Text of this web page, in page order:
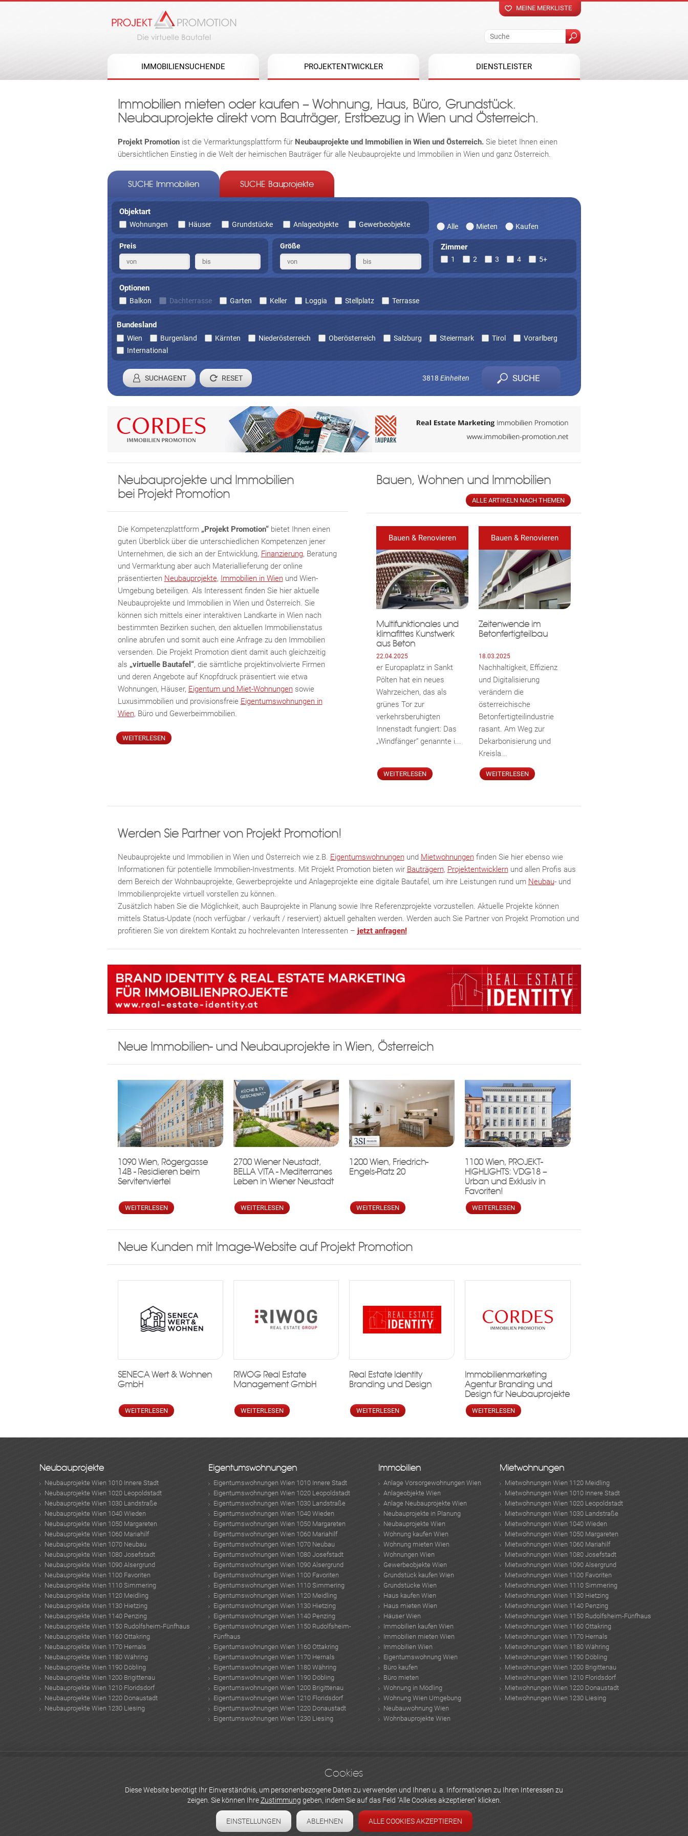
MEINE MERKLISTE
IMMOBILIENSUCHENDE PROJEKTENTWICKLER DIENSTLEISTER
Immobilien mieten oder kaufen – Wohnung, Haus, Büro, Grundstück.
Neubauprojekte direkt vom Bauträger, Erstbezug in Wien und Österreich.
Projekt Promotionist die Vermarktungsplattform für Neubauprojekte und Immobilien in Wien und Österreich.Sie bietet Ihnen einen
übersichtlichen Einstieg in die Welt der heimischen Bauträger für alle Neubauprojekte und Immobilien in Wien und ganz Österreich.
SUCHE Immobilien SUCHE Bauprojekte
Objektart
Wohnungen Häuser Grundstücke Anlageobjekte Gewerbeobjekte Alle Mieten Kaufen
Preis Größe Zimmer
1 2 3 4 5+
Optionen
Balkon Dachterrasse Garten Keller Loggia Stellplatz Terrasse
Bundesland
Wien Burgenland Kärnten Niederösterreich Oberösterreich Salzburg Steiermark Tirol
Vorarlberg
International
3818 Einheiten
SUCHAGENT
Registrieren Sie sich um laufend Angebote die zu Ihren Suchkriterien passen zu erhalten.
E-mail
sowie den Schutz ihrer persönlichen Daten finden siehier.
ABONNIEREN
Neubauprojekte und Immobilien
bei Projekt Promotion
Die Kompetenzplattform „Projekt Promotion“bietet Ihnen einen
guten Überblick über die unterschiedlichen Kompetenzen jener
Unternehmen, die sich an der Entwicklung, Finanzierung, Beratung
und Vermarktung aber auch Materiallieferung der online
präsentierten Neubauprojekte, Immobilien in Wienund Wien-
Umgebung beteiligen. Als Interessent finden Sie hier aktuelle
Neubauprojekte und Immobilien in Wien und Österreich. Sie
können sich mittels einer interaktiven Landkarte in Wien nach
bestimmten Bezirken suchen, den aktuellen Immobilienstatus
online abrufen und somit auch eine Anfrage zu den Immobilien
versenden. Die Projekt Promotion dient damit auch gleichzeitig
als „virtuelle Bautafel“, die sämtliche projektinvolvierte Firmen
und deren Angebote auf Knopfdruck präsentiert wie etwa
Wohnungen, Häuser, Eigentum und Miet-Wohnungensowie
Luxusimmobilien und provisionsfreie Eigentumswohnungen in
Wien, Büro und Gewerbeimmobilien.
WEITERLESEN
Bauen, Wohnen und Immobilien
ALLE ARTIKELN NACH THEMEN
Bauen & Renovieren
Multifunktionales und
klimafittes Kunstwerk
aus Beton
22.04.2025
er Europaplatz in Sankt
Pölten hat ein neues
Wahrzeichen, das als
grünes Tor zur
verkehrsberuhigten
Innenstadt fungiert: Das
„Windfänger“ genannte i...
WEITERLESEN
Bauen & Renovieren
Zeitenwende im
Betonfertigteilbau
18.03.2025
Nachhaltigkeit, Effizienz
und Digitalisierung
verändern die
österreichische
Betonfertigteilindustrie
rasant. Am Weg zur
Dekarbonisierung und
Kreisla...
WEITERLESEN
Werden Sie Partner von Projekt Promotion!
Neubauprojekte und Immobilien in Wien und Österreich wie z.B. Eigentumswohnungenund Mietwohnungenfinden Sie hier ebenso wie
Informationen für potentielle Immobilien-Investments. Mit Projekt Promotion bieten wir Bauträgern, Projektentwicklernund allen Profis aus
dem Bereich der Wohnbauprojekte, Gewerbeprojekte und Anlageprojekte eine digitale Bautafel, um ihre Leistungen rund um Neubau- und
Immobilienprojekte virtuell vorstellen zu können.
Zusätzlich haben Sie die Möglichkeit, auch Bauprojekte in Planung sowie Ihre Referenzprojekte vorzustellen. Aktuelle Projekte können
mittels Status-Update (noch verfügbar / verkauft / reserviert) aktuell gehalten werden. Werden auch Sie Partner von Projekt Promotion und
profitieren Sie von direktem Kontakt zu hochrelevanten Interessenten – jetzt anfragen!
Neue Immobilien- und Neubauprojekte in Wien, Österreich
1090 Wien, Rögergasse
14B - Residieren beim
Servitenviertel
WEITERLESEN
2700 Wiener Neustadt,
BELLA VITA - Mediterranes
Leben in Wiener Neustadt
WEITERLESEN
1200 Wien, Friedrich-
Engels-Platz 20
WEITERLESEN
1100 Wien, PROJEKT-
HIGHLIGHTS: VDG18 –
Urban und Exklusiv in
Favoriten!
WEITERLESEN
Neue Kunden mit Image-Website auf Projekt Promotion
SENECA Wert & Wohnen
GmbH
WEITERLESEN
RIWOG Real Estate
Management GmbH
WEITERLESEN
Real Estate Identity
Branding und Design
WEITERLESEN
Immobilienmarketing
Agentur Branding und
Design für Neubauprojekte
WEITERLESEN
Neubauprojekte
Neubauprojekte Wien 1010 Innere Stadt
Neubauprojekte Wien 1020 Leopoldstadt
Neubauprojekte Wien 1030 Landstraße
Neubauprojekte Wien 1040 Wieden
Neubauprojekte Wien 1050 Margareten
Neubauprojekte Wien 1060 Mariahilf
Neubauprojekte Wien 1070 Neubau
Neubauprojekte Wien 1080 Josefstadt
Neubauprojekte Wien 1090 Alsergrund
Neubauprojekte Wien 1100 Favoriten
Neubauprojekte Wien 1110 Simmering
Neubauprojekte Wien 1120 Meidling
Neubauprojekte Wien 1130 Hietzing
Neubauprojekte Wien 1140 Penzing
Neubauprojekte Wien 1150 Rudolfsheim-Fünfhaus
Neubauprojekte Wien 1160 Ottakring
Neubauprojekte Wien 1170 Hernals
Neubauprojekte Wien 1180 Währing
Neubauprojekte Wien 1190 Döbling
Neubauprojekte Wien 1200 Brigittenau
Neubauprojekte Wien 1210 Floridsdorf
Neubauprojekte Wien 1220 Donaustadt
Neubauprojekte Wien 1230 Liesing
Eigentumswohnungen
Eigentumswohnungen Wien 1010 Innere Stadt
Eigentumswohnungen Wien 1020 Leopoldstadt
Eigentumswohnungen Wien 1030 Landstraße
Eigentumswohnungen Wien 1040 Wieden
Eigentumswohnungen Wien 1050 Margareten
Eigentumswohnungen Wien 1060 Mariahilf
Eigentumswohnungen Wien 1070 Neubau
Eigentumswohnungen Wien 1080 Josefstadt
Eigentumswohnungen Wien 1090 Alsergrund
Eigentumswohnungen Wien 1100 Favoriten
Eigentumswohnungen Wien 1110 Simmering
Eigentumswohnungen Wien 1120 Meidling
Eigentumswohnungen Wien 1130 Hietzing
Eigentumswohnungen Wien 1140 Penzing
Eigentumswohnungen Wien 1150 Rudolfsheim-
Fünfhaus
Eigentumswohnungen Wien 1160 Ottakring
Eigentumswohnungen Wien 1170 Hernals
Eigentumswohnungen Wien 1180 Währing
Eigentumswohnungen Wien 1190 Döbling
Eigentumswohnungen Wien 1200 Brigittenau
Eigentumswohnungen Wien 1210 Floridsdorf
Eigentumswohnungen Wien 1220 Donaustadt
Eigentumswohnungen Wien 1230 Liesing
Immobilien
Anlage Vorsorgewohnungen Wien
Anlageobjekte Wien
Anlage Neubauprojekte Wien
Neubauprojekte in Planung
Neubauprojekte Wien
Wohnung kaufen Wien
Wohnung mieten Wien
Wohnungen Wien
Gewerbeobjekte Wien
Grundstück kaufen Wien
Grundstücke Wien
Haus kaufen Wien
Haus mieten Wien
Häuser Wien
Immobilien kaufen Wien
Immobilien mieten Wien
Immobilien Wien
Eigentumswohnung Wien
Büro kaufen
Büro mieten
Wohnung in Mödling
Wohnung Wien Umgebung
Neubauwohnung Wien
Wohnbauprojekte Wien
Mietwohnungen
Mietwohnungen Wien 1120 Meidling
Mietwohnungen Wien 1010 Innere Stadt
Mietwohnungen Wien 1020 Leopoldstadt
Mietwohnungen Wien 1030 Landstraße
Mietwohnungen Wien 1040 Wieden
Mietwohnungen Wien 1050 Margareten
Mietwohnungen Wien 1060 Mariahilf
Mietwohnungen Wien 1080 Josefstadt
Mietwohnungen Wien 1090 Alsergrund
Mietwohnungen Wien 1100 Favoriten
Mietwohnungen Wien 1110 Simmering
Mietwohnungen Wien 1130 Hietzing
Mietwohnungen Wien 1140 Penzing
Mietwohnungen Wien 1150 Rudolfsheim-Fünfhaus
Mietwohnungen Wien 1160 Ottakring
Mietwohnungen Wien 1170 Hernals
Mietwohnungen Wien 1180 Währing
Mietwohnungen Wien 1190 Döbling
Mietwohnungen Wien 1200 Brigittenau
Mietwohnungen Wien 1210 Floridsdorf
Mietwohnungen Wien 1220 Donaustadt
Mietwohnungen Wien 1230 Liesing
höchste Wolkenkratzer der Welt
Isolierung Baumaterial für den Wintergarten Polyrattan Gartenmöbel Trx Workout
Newsletter abonnieren
Kontakt & Impressum
WERBEN UND INSERIEREN
Cookies
Diese Website benötigt Ihr Einverständnis, um personenbezogene Daten zu verwenden und Ihnen u. a. Informationen zu Ihren Interessen zu
zeigen. Sie können IhreZustimmung geben, indem Sie auf das Feld "Alle Cookies akzeptieren" klicken.
EINSTELLUNGEN ABLEHNEN ALLE COOKIES AKZEPTIEREN